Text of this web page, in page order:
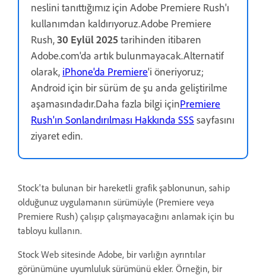
neslini tanıttığımız için Adobe Premiere Rush'ı
kullanımdan kaldırıyoruz.Adobe Premiere
Rush,30 Eylül 2025tarihinden itibaren
Adobe.com'da artık bulunmayacak.Alternatif
olarak, iPhone'da Premiere'i öneriyoruz;
Android için bir sürüm de şu anda geliştirilme
aşamasındadır.Daha fazla bilgi içinPremiere
Rush'ın Sonlandırılması Hakkında SSS sayfasını
ziyaret edin.
Stock'ta bulunan bir hareketli grafik şablonunun, sahip
olduğunuz uygulamanın sürümüyle (Premiere veya
Premiere Rush) çalışıp çalışmayacağını anlamak için bu
tabloyu kullanın.
Stock Web sitesinde Adobe, bir varlığın ayrıntılar
görünümüne uyumluluk sürümünü ekler. Örneğin, bir